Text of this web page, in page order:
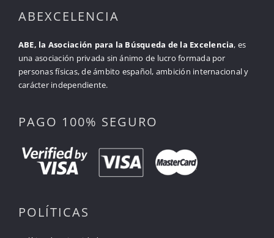
ABEXCELENCIA
ABE, la Asociación para la Búsqueda de la Excelencia, es
una asociación privada sin ánimo de lucro formada por
personas físicas, de ámbito español, ambición internacional y
carácter independiente.
PAGO 100% SEGURO
POLÍTICAS